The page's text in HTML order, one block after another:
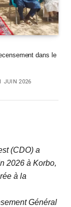
dans le
JUIN 2026
(CDO) a
2026 à Korbo,
à la
Général